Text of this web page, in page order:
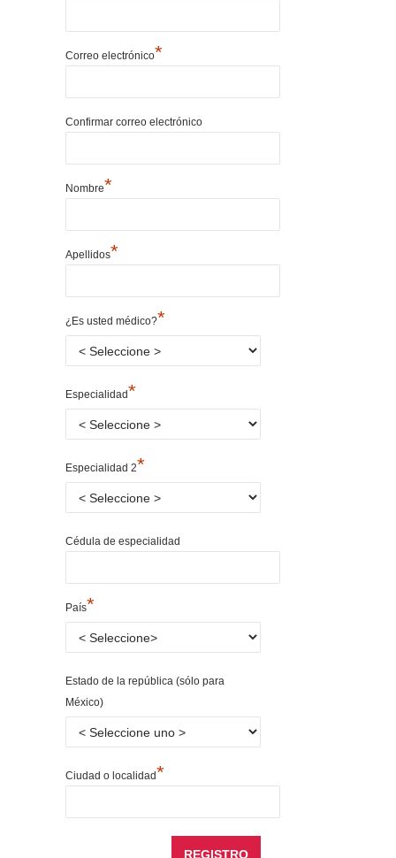
Correo electrónico*
Confirmar correo electrónico
Nombre*
Apellidos*
¿Es usted médico?*
Especialidad*
Especialidad 2*
Cédula de especialidad
País*
Estado de la república (sólo para
México)
Ciudad o localidad*